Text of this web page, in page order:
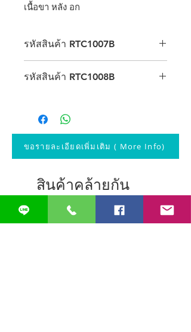
เนื้อขา หลัง อก
รหัสสินค้า RTC1007B
1. ระบบเข็ม วัดค่าได้สูงสุด 660 ปอนด์ /
3. ตัวเครื่องขนาด 18" x 3" x 18"
5. ยี่ห้อ Baseline ผลิตในประเทศ
รหัสสินค้า RTC1008B
1. ช่วงในการวัดตั้งแต่ 0 - 300 กิโลกรัม
2. ค่าความละเอียดในการวัด 1 กิโลกรัม
3. หน้าจอแสดงผลแบบเข็ม เป็น
ผลิตภัณฑ์ของประเทศญี่ปุ่น
ขอรายละเอียดเพิ่มเติม ( More Info)
สินค้าคล้ายกัน